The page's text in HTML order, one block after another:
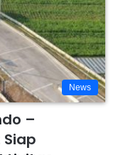
News
–
Siap